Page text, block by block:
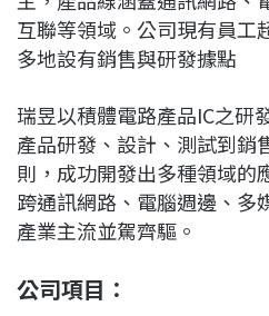
互聯等領域。公司現有員工
多地設有銷售與研發據點
瑞昱以積體電路產品IC之研
產品研發、設計、測試到銷
則，成功開發出多種領域的
跨通訊網路、電腦週邊、多
產業主流並駕齊驅。
公司項目：